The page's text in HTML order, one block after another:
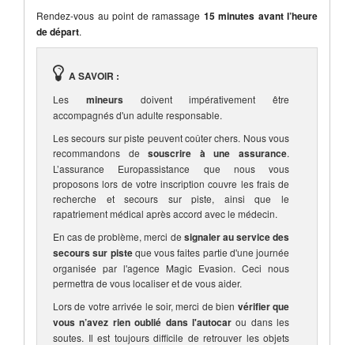
Rendez-vous au point de ramassage 15 minutes avant l’heure
de départ.
A SAVOIR :
Les mineurs doivent impérativement être
accompagnés d'un adulte responsable.
Les secours sur piste peuvent coûter chers. Nous vous
recommandons desouscrire à une assurance.
L’assurance Europassistance que nous vous
proposons lors de votre inscription couvre les frais de
recherche et secours sur piste, ainsi que le
rapatriement médical après accord avec le médecin.
En cas de problème, merci de signaler au service des
secours sur pisteque vous faites partie d'une journée
organisée par l'agence Magic Evasion. Ceci nous
permettra de vous localiser et de vous aider.
Lors de votre arrivée le soir, merci de bien vérifier que
vous n’avez rien oublié dans l'autocarou dans les
soutes. Il est toujours difficile de retrouver les objets